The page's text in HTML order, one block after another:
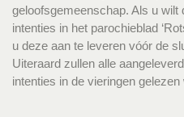
geloofsgemeenschap. Als u wilt
intenties in het parochieblad
u deze aan te leveren vóór de
Uiteraard zullen alle
intenties in de vieringen gelezen